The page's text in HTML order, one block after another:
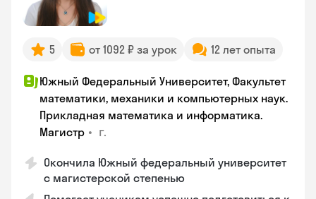
5 от 1092 ₽ за урок 12 лет опыта
Южный Федеральный Университет, Факультет
математики, механики и компьютерных наук.
Прикладная математика и информатика.
Магистр • г.
Окончила Южный федеральный университет
с магистерской степенью